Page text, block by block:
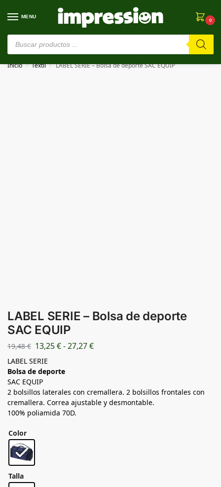
MENU
0
⚠️ Estamos en pruebas. Si algo falla, ¡Perdón!⚠️
Inicio / Textil / LABEL SERIE – Bolsa de deporte SAC EQUIP
LABEL SERIE – Bolsa de deporte
SAC EQUIP
19,48€ 13,25€-27,27€
LABEL SERIE
Bolsa de deporte
SAC EQUIP
2 bolsillos laterales con cremallera. 2 bolsillos frontales con
cremallera. Correa ajustable y desmontable.
100% poliamida 70D.
Color
Talla